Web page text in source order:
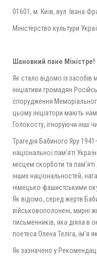
01601, м. Київ, вул. Івана
Міністерство культури
Шановний пане Міністре!
Як стало відомо із засобів
ініціативи громадян
спорудження
цьому ініціатори мають
Голокосту, ігноруючи інші
Трагедія Бабиного Яру
національної пам’яті
місцем скорботи та
інших національностей,
німецько-фашистськими
Як відомо, серед жертв
військовополонені, мирні
письменників, яка діяла в
поетеса Олена Теліга, ім’я
Як зазначено у